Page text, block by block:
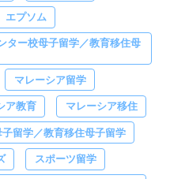
エプソム
ター校母子留学／教育移住母
マレーシア留学
ア教育 マレーシア移住
子留学／教育移住母子留学
スポーツ留学